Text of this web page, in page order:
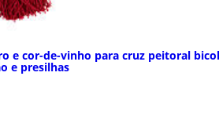
e cor-de-vinho para cruz peitoral
e presilhas